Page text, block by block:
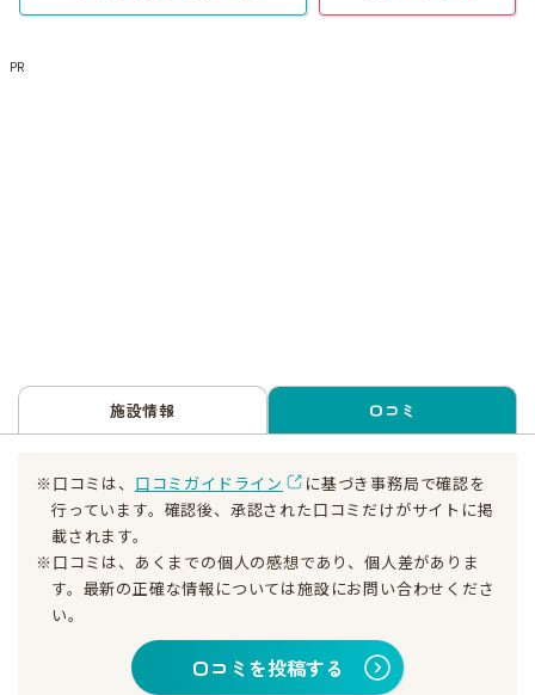
PR
施設情報 口コミ
※口コミは、 口コミガイドライン
に基づき事務局で確認を
行っています。確認後、承認された口コミだけがサイトに掲
載されます。
※口コミは、あくまでの個人の感想であり、個人差がありま
す。最新の正確な情報については施設にお問い合わせくださ
い。
口コミを投稿する